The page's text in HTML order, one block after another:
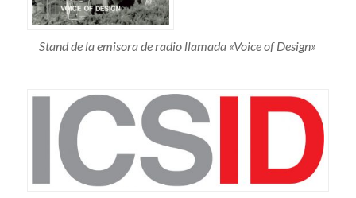
Stand de la emisora de radio llamada «Voice of Design»